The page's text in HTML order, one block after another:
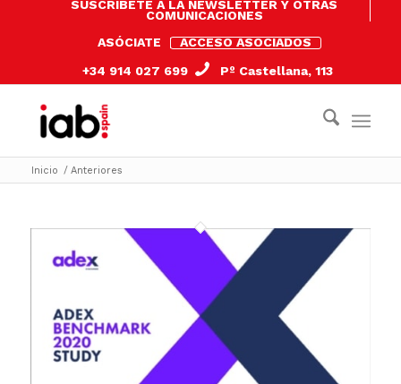
SUSCRÍBETE A LA NEWSLETTER Y OTRAS
COMUNICACIONES
ASÓCIATE
ACCESO ASOCIADOS
+34 914 027 699
Pº Castellana, 113
Inicio / Anteriores